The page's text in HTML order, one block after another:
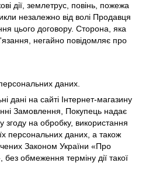
дії, землетрус, повінь, пожежа
незалежно від волі Продавця
цього договору. Сторона, яка
негайно повідомляє про
даних.
дані на сайті Інтернет-магазину
Замовлення, Покупець надає
згоду на обробку, використання
персональних даних, а також
Законом України «Про
обмеження терміну дії такої